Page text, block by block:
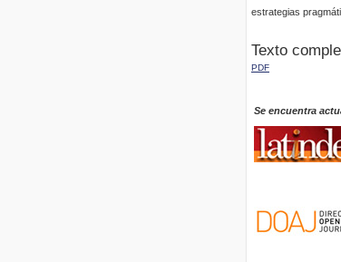
estrategias
Texto
PDF
Se encuentra